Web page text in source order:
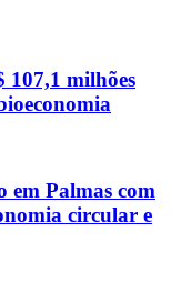
107,1 milhões
em Palmas com
circular e